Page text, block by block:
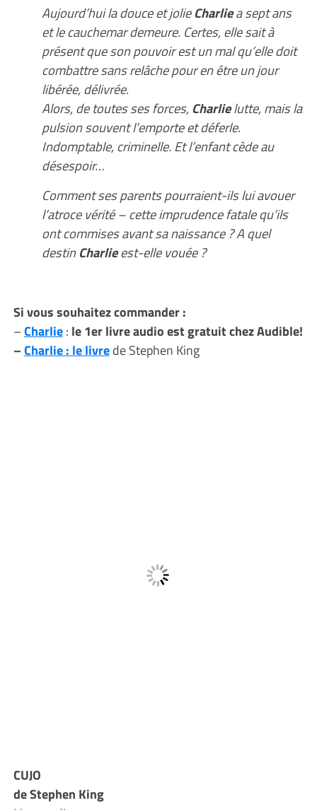
Aujourd’hui la douce et jolieCharliea sept ans
et le cauchemar demeure. Certes, elle sait à
présent que son pouvoir est un mal qu’elle doit
combattre sans relâche pour en être un jour
libérée, délivrée.
Alors, de toutes ses forces, Charlielutte, mais la
pulsion souvent l’emporte et déferle.
Indomptable, criminelle. Et l’enfant cède au
désespoir…
Comment ses parents pourraient-ils lui avouer
l’atroce vérité – cette imprudence fatale qu’ils
ont commises avant sa naissance ? A quel
destinCharlieest-elle vouée ?
Si vous souhaitez commander :
–Charlie: le 1er livre audio est gratuit chez Audible!
–Charlie : le livrede Stephen King
CUJO
de Stephen King